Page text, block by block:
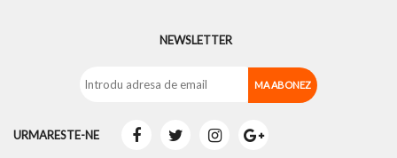
NEWSLETTER
URMARESTE-NE